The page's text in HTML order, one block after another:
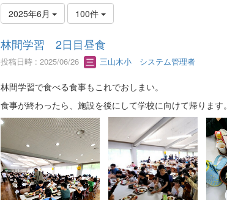
2025年6月 100件
林間学習 2日目昼食
投稿日時 : 2025/06/26 三山木小 システム管理者
林間学習で食べる食事もこれでおしまい。
食事が終わったら、施設を後にして学校に向けて帰ります。